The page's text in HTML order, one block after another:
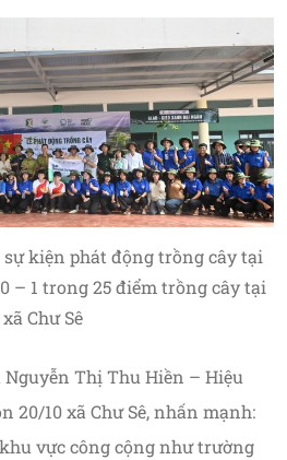
sự kiện phát động trồng cây tại
– 1 trong 25 điểm trồng cây tại
xã Chư Sê
Nguyễn Thị Thu Hiền – Hiệu
20/10 xã Chư Sê, nhấn mạnh:
vực công cộng như trường